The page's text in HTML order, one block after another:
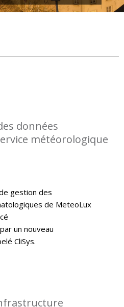
données
météorologique
gestion des
de MeteoLux
un nouveau
CliSys.